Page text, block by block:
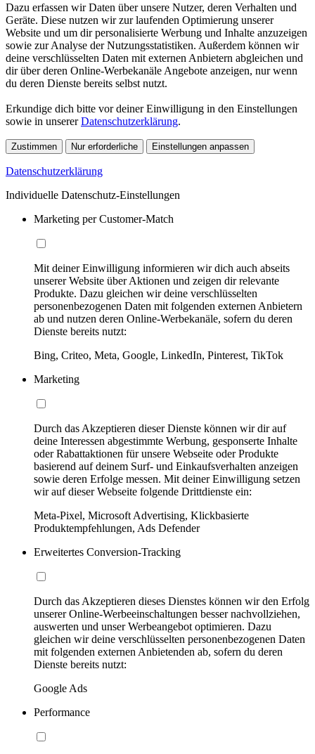
Dazu erfassen wir Daten über unsere Nutzer, deren Verhalten und
Geräte. Diese nutzen wir zur laufenden Optimierung unserer
Website und um dir personalisierte Werbung und Inhalte anzuzeigen
sowie zur Analyse der Nutzungsstatistiken. Außerdem können wir
deine verschlüsselten Daten mit externen Anbietern abgleichen und
dir über deren Online-Werbekanäle Angebote anzeigen, nur wenn
du deren Dienste bereits selbst nutzt.
Erkundige dich bitte vor deiner Einwilligung in den Einstellungen
sowie in unsererDatenschutzerklärung.
Zustimmen Nur erforderliche Einstellungen anpassen
Datenschutzerklärung
Individuelle Datenschutz-Einstellungen
Marketing per Customer-Match
Mit deiner Einwilligung informieren wir dich auch abseits
unserer Website über Aktionen und zeigen dir relevante
Produkte. Dazu gleichen wir deine verschlüsselten
personenbezogenen Daten mit folgenden externen Anbietern
ab und nutzen deren Online-Werbekanäle, sofern du deren
Dienste bereits nutzt:
Bing, Criteo, Meta, Google, LinkedIn, Pinterest, TikTok
Marketing
Durch das Akzeptieren dieser Dienste können wir dir auf
deine Interessen abgestimmte Werbung, gesponserte Inhalte
oder Rabattaktionen für unsere Webseite oder Produkte
basierend auf deinem Surf- und Einkaufsverhalten anzeigen
sowie deren Erfolge messen. Mit deiner Einwilligung setzen
wir auf dieser Webseite folgende Drittdienste ein:
Meta-Pixel, Microsoft Advertising, Klickbasierte
Produktempfehlungen, Ads Defender
Erweitertes Conversion-Tracking
Durch das Akzeptieren dieses Dienstes können wir den Erfolg
unserer Online-Werbeeinschaltungen besser nachvollziehen,
auswerten und unser Werbeangebot optimieren. Dazu
gleichen wir deine verschlüsselten personenbezogenen Daten
mit folgenden externen Anbietenden ab, sofern du deren
Dienste bereits nutzt:
Google Ads
Performance